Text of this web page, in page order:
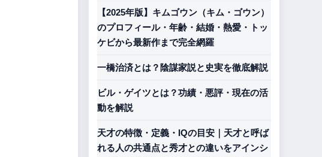
【2025年版】キムゴウン（キム・ゴウン）
のプロフィール・年齢・結婚・熱愛・トッ
ケビから最新作まで完全網羅
一橋治済とは？陰謀家説と史実を徹底解説
ビル・ゲイツとは？功績・悪評・現在の活
動を解説
天才の特徴・定義・IQの目安｜天才と呼ば
れる人の共通点と秀才との違いをアインシ